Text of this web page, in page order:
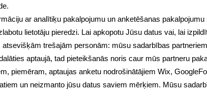
ar analītiķu pakalpojumu un anketēšanas
lietotāju pieredzi. Lai apkopotu Jūsu datus vai, lai
trešajām personām: mūsu sadarbības
aptaujā, tad pieteikšanās noris caur mūs partneru
piemēram, aptaujas anketu nodrošinātājiem Wix,
un neizmanto jūsu datus saviem mērķiem. Mūsu